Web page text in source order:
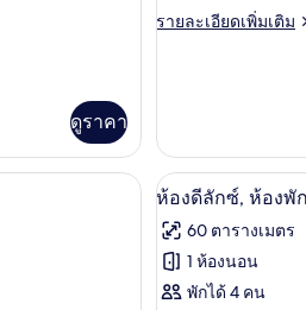
ดูราคา
(Single
รายละเอียดเพิ่มเติม
ราย
ห้อง
ลัก
(Single
Use)
ดับพรีเมียม, มินิบาร์, ตู้นิรภัยในห้องพัก, โต๊ะทำ
เปิด
ภาพถ่าย
ทั้งหมด
ของ
5
ห้องดีลักซ์, ห้องพั
60 ตารางเมตร
1 ห้องนอน
พักได้ 4 คน